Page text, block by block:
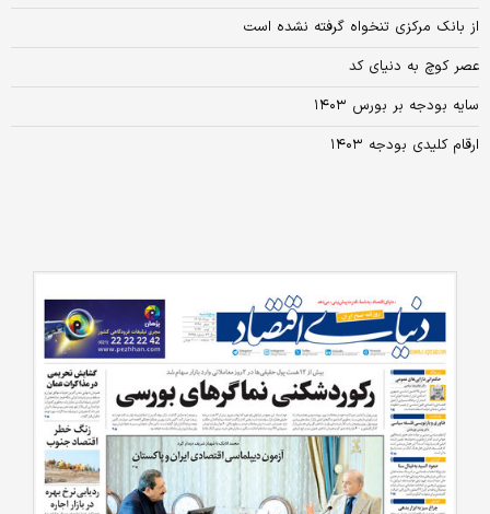
از بانک مرکزی تنخواه گرفته نشده است
عصر کوچ به دنیای کد
سایه بودجه بر بورس ۱۴۰۳
ارقام کلیدی بودجه ۱۴۰۳